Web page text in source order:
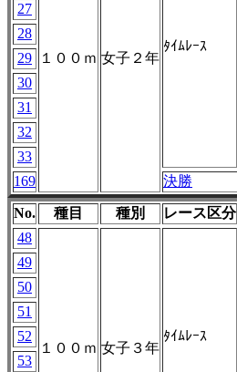
１００ｍ 女子２年
ﾀｲﾑﾚｰｽ
27
28
29
30
31
32
33
169
決勝
No. 種目 種別 レース区分
48
１００ｍ 女子３年
ﾀｲﾑﾚｰｽ
49
50
51
52
53